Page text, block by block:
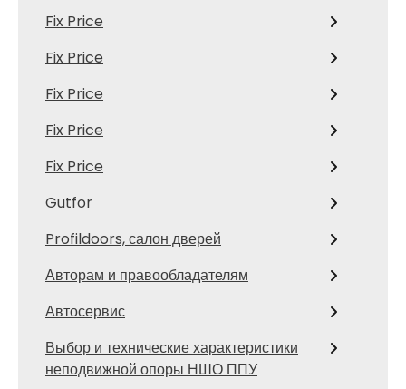
Fix Price
Fix Price
Fix Price
Fix Price
Fix Price
Gutfor
Profildoors, салон дверей
Авторам и правообладателям
Автосервис
Выбор и технические характеристики
неподвижной опоры НШО ППУ